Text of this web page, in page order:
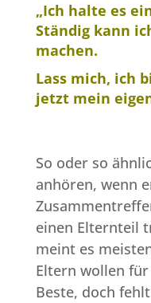
„Ich halte es
Ständig kann
machen.
Lass mich, ich
jetzt mein
So oder so
anhören, wenn
einen Elternteil
meint es
Eltern wollen
Beste, doch